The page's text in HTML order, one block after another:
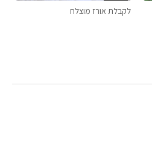
לקבלת אורז מוצלח